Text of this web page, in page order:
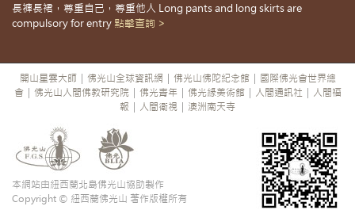
長褲長裙，尊重自己，尊重他人 Long pants and long skirts are
compulsory for entry 點擊查詢 >
開山星雲大師 佛光山全球資訊網 佛光山佛陀紀念館
國際佛光會世界總
會
佛光山人間佛教研究院 佛光青年 佛光緣美術館 人間通訊社
人間福
報
人間衛視 澳洲南天寺
本網站由紐西蘭北島佛光山協助製作
Copyright © 紐西蘭佛光山 著作版權所有